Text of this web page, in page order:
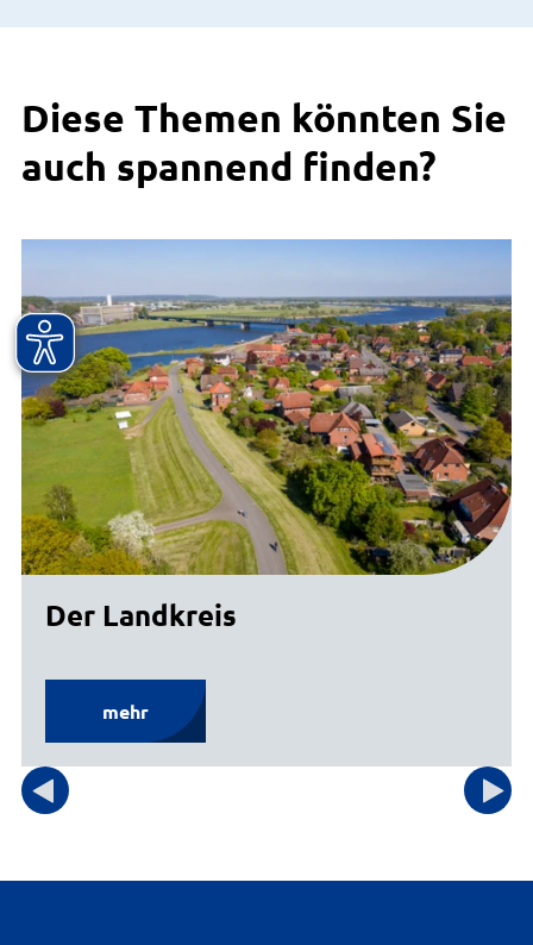
Diese Themen könnten Sie
auch spannend finden?
Der Landkreis
mehr